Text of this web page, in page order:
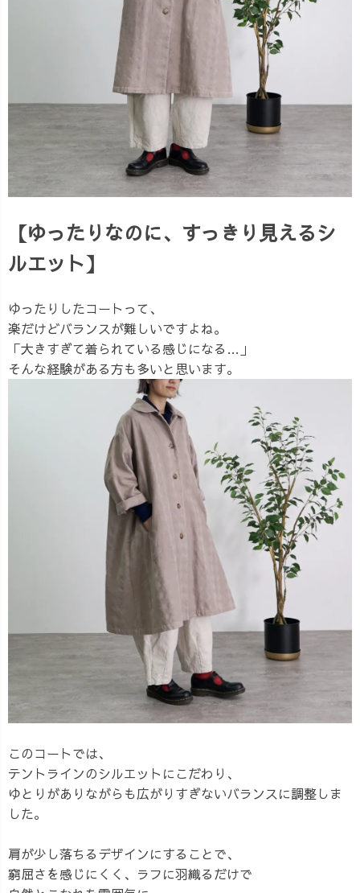
【ゆったりなのに、すっきり見えるシ
ルエット】
ゆったりしたコートって、
楽だけどバランスが難しいですよね。
「大きすぎて着られている感じになる…」
そんな経験がある方も多いと思います。
このコートでは、
テントラインのシルエットにこだわり、
ゆとりがありながらも広がりすぎないバランスに調整しま
した。
肩が少し落ちるデザインにすることで、
窮屈さを感じにくく、ラフに羽織るだけで